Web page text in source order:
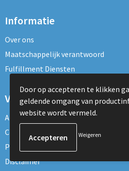
Informatie
Over ons
Maatschappelijk verantwoord
Fulfillment Diensten
Veilig winkelen
Algemene voorwaarden
Cookieverklaring
Privacyverklaring
Disclaimer
Door op accepteren te klikken
geldende omgang van
website wordt vermeld.
Weigeren